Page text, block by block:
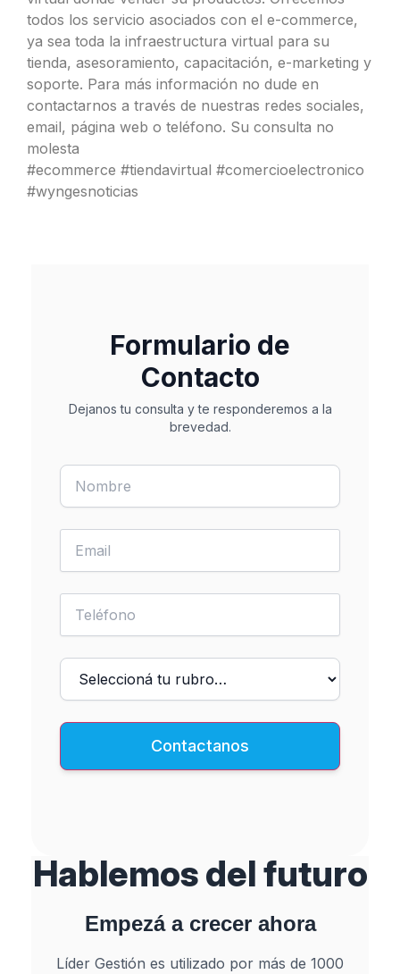
todos los servicio asociados con el e-commerce,
ya sea toda la infraestructura virtual para su
tienda, asesoramiento, capacitación, e-marketing y
soporte. Para más información no dude en
contactarnos a través de nuestras redes sociales,
email, página web o teléfono. Su consulta no
molesta
#ecommerce #tiendavirtual #comercioelectronico
#wyngesnoticias
Formulario de
Contacto
Dejanos tu consulta y te responderemos a la
brevedad.
Contactanos
Hablemos delfuturo
Empezá a crecer ahora
Líder Gestión es utilizado por más de 1000